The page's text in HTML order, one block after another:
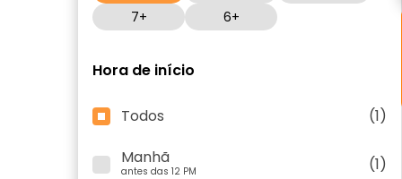
7+
6+
Hora de início
Todos
(1)
Manhã
antes das 12 PM
(1)